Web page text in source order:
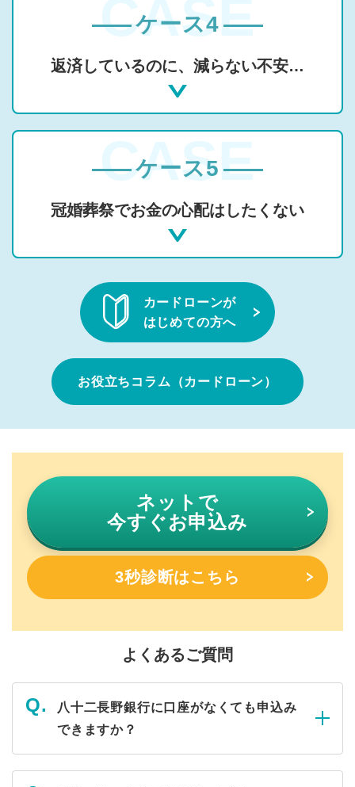
ケース4
返済しているのに、減らない不安…
ケース5
冠婚葬祭でお金の心配はしたくない
カードローンが
はじめての方へ
お役立ちコラム（カードローン）
ネットで
今すぐお申込み
3秒診断はこちら
よくあるご質問
八十二長野銀行に口座がなくても申込み
できますか？